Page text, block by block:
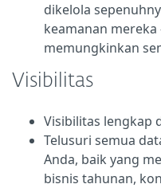
dikelola
keamanan mereka
memungkinkan
Visibilitas
Visibilitas lengkap
Telusuri semua
Anda, baik yang
bisnis tahunan,